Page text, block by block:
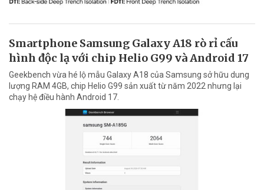
Smartphone Samsung Galaxy A18 rò rỉ cấu
hình độc lạ với chip Helio G99 và Android 17
Geekbench vừa hé lộ mẫu Galaxy A18 của Samsung sở hữu dung
lượng RAM 4GB, chip Helio G99 sản xuất từ năm 2022 nhưng lại
chạy hệ điều hành Android 17.